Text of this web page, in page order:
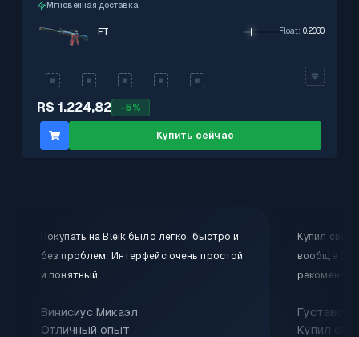
Мгновенная доставка
R$ 1.224,82 -5%
FT Float: 0.2030
Купить сейчас
Покупать на Bleik было легко, быстро и
без проблем. Интерфейс очень простой
и понятный.
Винисиус Микаэл
Отличный опыт
Купил свой
вообще без
Густаво
Купил